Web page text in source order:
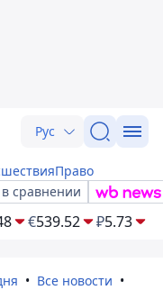
Рус
Право
сравнении
€539.52 ₽5.73
Все новости